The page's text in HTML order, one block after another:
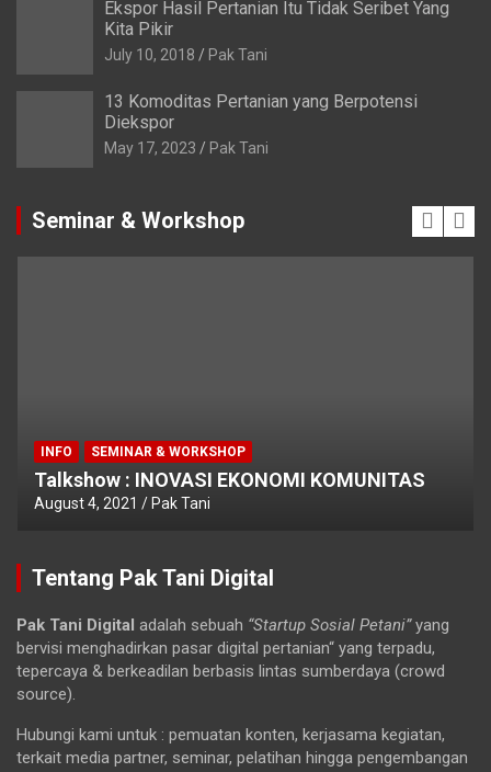
Ekspor Hasil Pertanian Itu Tidak Seribet Yang
Kita Pikir
July 10, 2018 Pak Tani
13 Komoditas Pertanian yang Berpotensi
Diekspor
May 17, 2023 Pak Tani
Seminar & Workshop
INFO SEMINAR & WORKSHOP
Talkshow : INOVASI EKONOMI KOMUNITAS
August 4, 2021 Pak Tani
Tentang Pak Tani Digital
Pak Tani Digital adalah sebuah “Startup Sosial Petani”yang
bervisi menghadirkan pasar digital pertanian“ yang terpadu,
tepercaya & berkeadilan berbasis lintas sumberdaya (crowd
source).
Hubungi kami untuk : pemuatan konten, kerjasama kegiatan,
terkait media partner, seminar, pelatihan hingga pengembangan